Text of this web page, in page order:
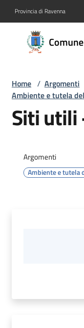
Provincia di Ravenna
Comune
di Russi
Amministrazione
Novità
Vivere
Home / Argomenti
Ambiente e tutela
Siti utili
Argomenti
Ambiente e tutela